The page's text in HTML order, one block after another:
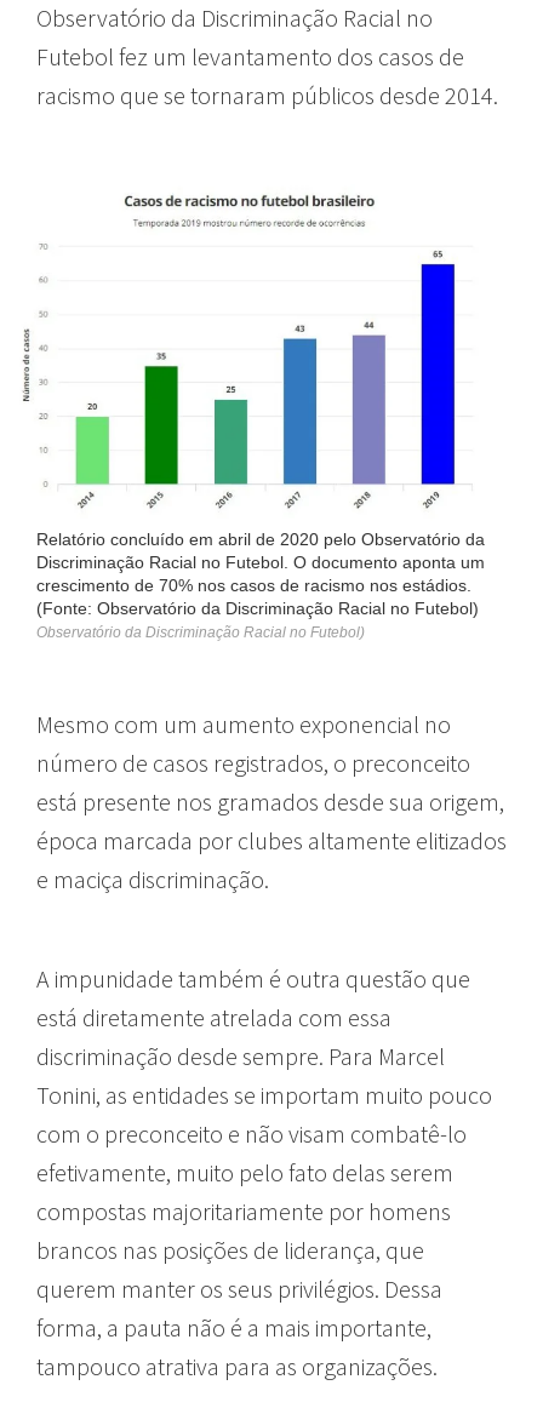
Observatório da Discriminação Racial no
Futebol fez um levantamento dos casos de
racismo que se tornaram públicos desde 2014.
Relatório concluído em abril de 2020 pelo Observatório da
Discriminação Racial no Futebol. O documento aponta um
crescimento de 70% nos casos de racismo nos estádios.
(Fonte: Observatório da Discriminação Racial no Futebol)
Observatório da Discriminação Racial no Futebol)
Mesmo com um aumento exponencial no
número de casos registrados, o preconceito
está presente nos gramados desde sua origem,
época marcada por clubes altamente elitizados
e maciça discriminação.
A impunidade também é outra questão que
está diretamente atrelada com essa
discriminação desde sempre. Para Marcel
Tonini, as entidades se importam muito pouco
com o preconceito e não visam combatê-lo
efetivamente, muito pelo fato delas serem
compostas majoritariamente por homens
brancos nas posições de liderança, que
querem manter os seus privilégios. Dessa
forma, a pauta não é a mais importante,
tampouco atrativa para as organizações.